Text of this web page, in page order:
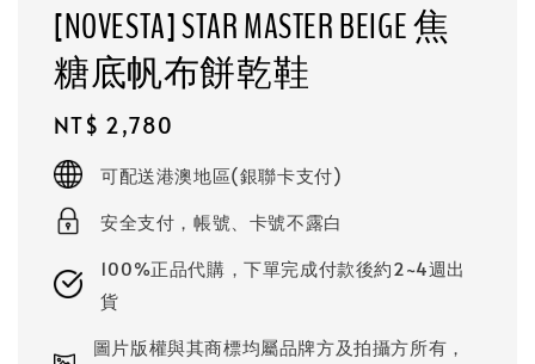
[NOVESTA] STAR MASTER BEIGE 焦
糖底帆布餅乾鞋
Regular
price
NT$ 2,780
可配送港澳地區(銀聯卡支付)
安全支付，帳號、卡號不露白
100%正品代購，下單完成付款後約2~4週出
貨
圖片版權與其商標均屬品牌方及拍攝方所有，